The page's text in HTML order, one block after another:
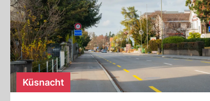
Küsnacht